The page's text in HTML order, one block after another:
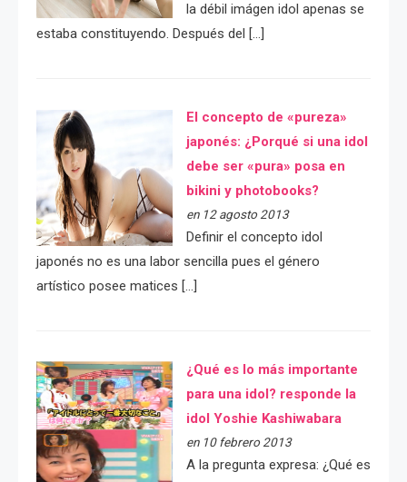
la débil imágen idol apenas se
estaba constituyendo. Después del […]
El concepto de «pureza»
japonés: ¿Porqué si una idol
debe ser «pura» posa en
bikini y photobooks?
en 12 agosto 2013
Definir el concepto idol
japonés no es una labor sencilla pues el género
artístico posee matices […]
¿Qué es lo más importante
para una idol? responde la
idol Yoshie Kashiwabara
en 10 febrero 2013
A la pregunta expresa: ¿Qué es